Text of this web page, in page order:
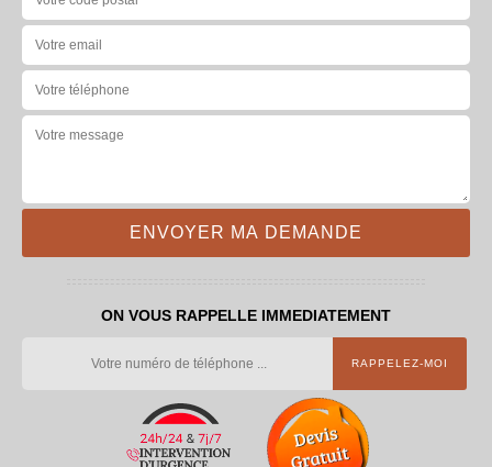
ON VOUS RAPPELLE IMMEDIATEMENT